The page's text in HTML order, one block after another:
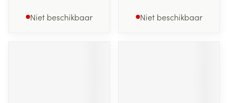
Niet beschikbaar Niet beschikbaar